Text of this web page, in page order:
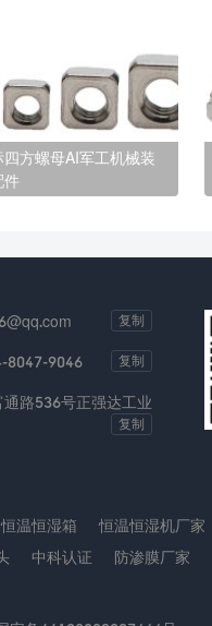
四方螺母AI军工机械装
件
复制
8047-9046 复制
路536号正强达工业
复制
恒温恒湿箱 恒温恒湿机厂家
中科认证 防渗膜厂家